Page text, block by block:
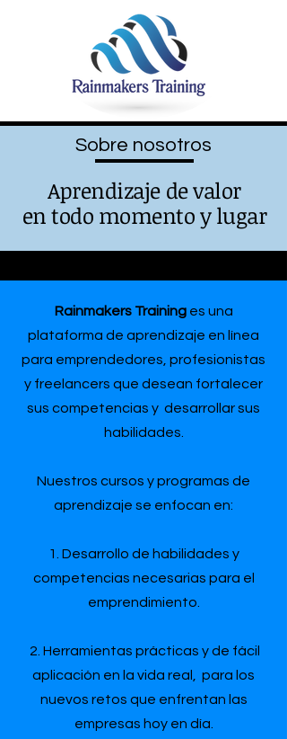
Sobre nosotros
Aprendizaje de valor
en todo momento y lugar
Rainmakers Traininges una
plataforma de aprendizaje en línea
para emprendedores, profesionistas
y freelancers que desean fortalecer
sus competencias y desarrollar sus
habilidades.
Nuestros cursos y programas de
aprendizaje se enfocan en:
1. Desarrollo de habilidades y
competencias necesarias para el
emprendimiento.
2. Herramientas prácticas y de fácil
aplicación en la vida real, para los
nuevos retos que enfrentan las
empresas hoy en día.